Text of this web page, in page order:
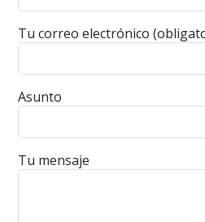
Tu correo electrónico
Asunto
Tu mensaje